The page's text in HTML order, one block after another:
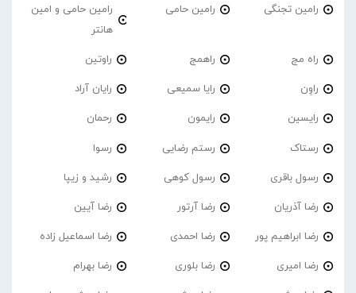
رامین تجنگی رامین حامی
رامین حامی و امین
هانتر
راه مج راهمج راوتین
راوِن رایا سمیعی رایان آراد
رایسین رایمون رحمان
رستاک رستم رضایی رسوا
رسول باقری رسول کوهی رشید و زیپا
رضا آذریان رضا آرتور رضا آیین
رضا ابراهیم پور رضا احمدی رضا اسماعیل زاده
رضا امیری رضا بلوری رضا بهرام